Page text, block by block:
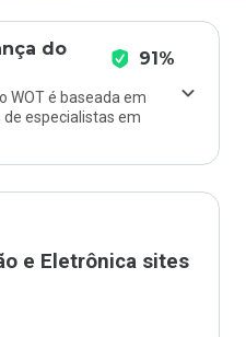
do
91%
WOT é baseada em
especialistas em
e Eletrônica sites